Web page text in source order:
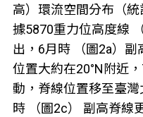
高）環流空間分布（
據5870重力位高度線
出，6月時 （圖2a）副
位置大約在20°N附近
動，脊線位置移至臺灣
時 （圖2c） 副高脊線